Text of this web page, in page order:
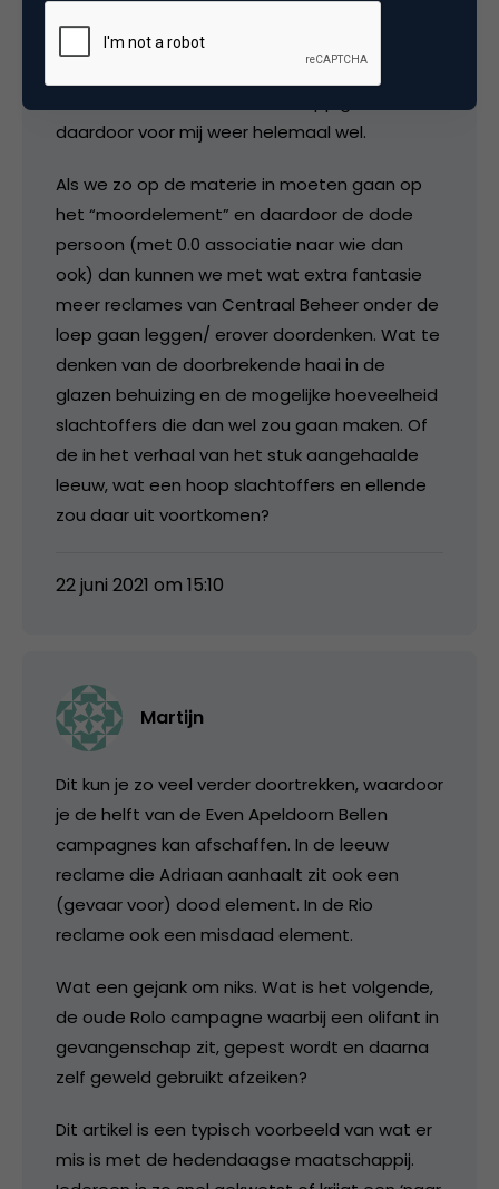
uitgestrooid had ik het beter begrepen maar
daardoor voor mij weer helemaal wel.
Als we zo op de materie in moeten gaan op
het “moordelement” en daardoor de dode
persoon (met 0.0 associatie naar wie dan
ook) dan kunnen we met wat extra fantasie
meer reclames van Centraal Beheer onder de
loep gaan leggen/ erover doordenken. Wat te
denken van de doorbrekende haai in de
glazen behuizing en de mogelijke hoeveelheid
slachtoffers die dan wel zou gaan maken. Of
de in het verhaal van het stuk aangehaalde
leeuw, wat een hoop slachtoffers en ellende
zou daar uit voortkomen?
22 juni 2021 om 15:10
Martijn
Dit kun je zo veel verder doortrekken, waardoor
je de helft van de Even Apeldoorn Bellen
campagnes kan afschaffen. In de leeuw
reclame die Adriaan aanhaalt zit ook een
(gevaar voor) dood element. In de Rio
reclame ook een misdaad element.
Wat een gejank om niks. Wat is het volgende,
de oude Rolo campagne waarbij een olifant in
gevangenschap zit, gepest wordt en daarna
zelf geweld gebruikt afzeiken?
Dit artikel is een typisch voorbeeld van wat er
mis is met de hedendaagse maatschappij.